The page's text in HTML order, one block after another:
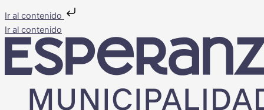
Ir al contenido
Ir al contenido